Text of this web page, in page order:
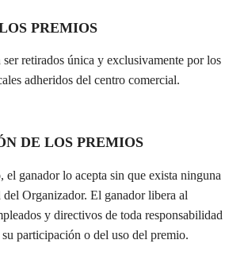
PREMIOS
retirados única y exclusivamente por los
adheridos del centro comercial.
DE LOS PREMIOS
ganador lo acepta sin que exista ninguna
del Organizador. El ganador libera al
y directivos de toda responsabilidad
participación o del uso del premio.